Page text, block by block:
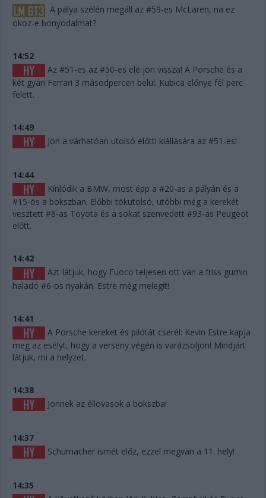
A pálya szélén megáll az #59-es McLaren, na ez
okoz-e bonyodalmat?
14:52
Az #51-es az #50-es elé jön vissza! A Porsche és a
két gyári Ferrari 3 másodpercen belül. Kubica előnye fél perc
felett.
14:49
Jön a várhatóan utolsó előtti kiállására az #51-es!
14:44
Kínlódik a BMW, most épp a #20-as a pályán és a
#15-ös a bokszban. Előbbi tökutolsó, utóbbi még a kerekét
vesztett #8-as Toyota és a sokat szenvedett #93-as Peugeot
előtt.
14:42
Azt látjuk, hogy Fuoco teljesen ott van a friss gumin
haladó #6-os nyakán. Estre még melegít!
14:41
A Porsche kereket és pilótát cserél: Kevin Estre kapja
meg az esélyt, hogy a verseny végén is varázsoljon! Mindjárt
látjuk, mi a helyzet.
14:38
Jönnek az éllovasok a bokszba!
14:37
Schumacher ismét előz, ezzel megvan a 11. hely!
14:35